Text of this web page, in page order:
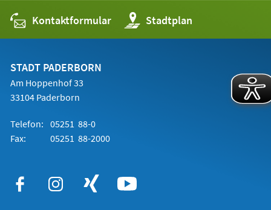
Kontaktformular Stadtplan
(Öffnet
in
einem
STADT PADERBORN
Am Hoppenhof 33
33104 Paderborn
Telefon: 05251 88-0
Fax:
05251 88-2000